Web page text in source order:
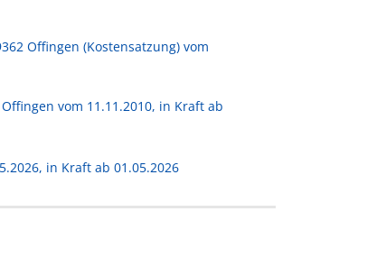
Offingen (Kostensatzung) vom
vom 11.11.2010, in Kraft ab
in Kraft ab 01.05.2026